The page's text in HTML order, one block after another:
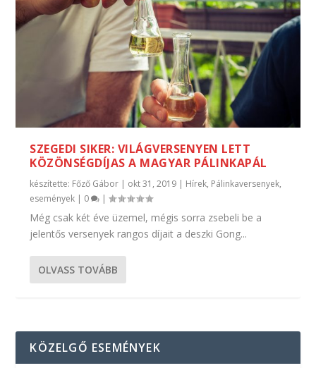
SZEGEDI SIKER: VILÁGVERSENYEN LETT
KÖZÖNSÉGDÍJAS A MAGYAR PÁLINKAPÁL
készítette: Főző Gábor | okt 31, 2019 | Hírek, Pálinkaversenyek,
események | 0 |
Még csak két éve üzemel, mégis sorra zsebeli be a
jelentős versenyek rangos díjait a deszki Gong...
OLVASS TOVÁBB
KÖZELGŐ ESEMÉNYEK